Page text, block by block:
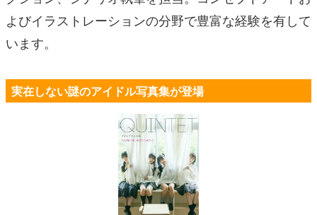
よびイラストレーションの分野で豊富な経験を有して
います。
実在しない謎のアイドル写真集が登場